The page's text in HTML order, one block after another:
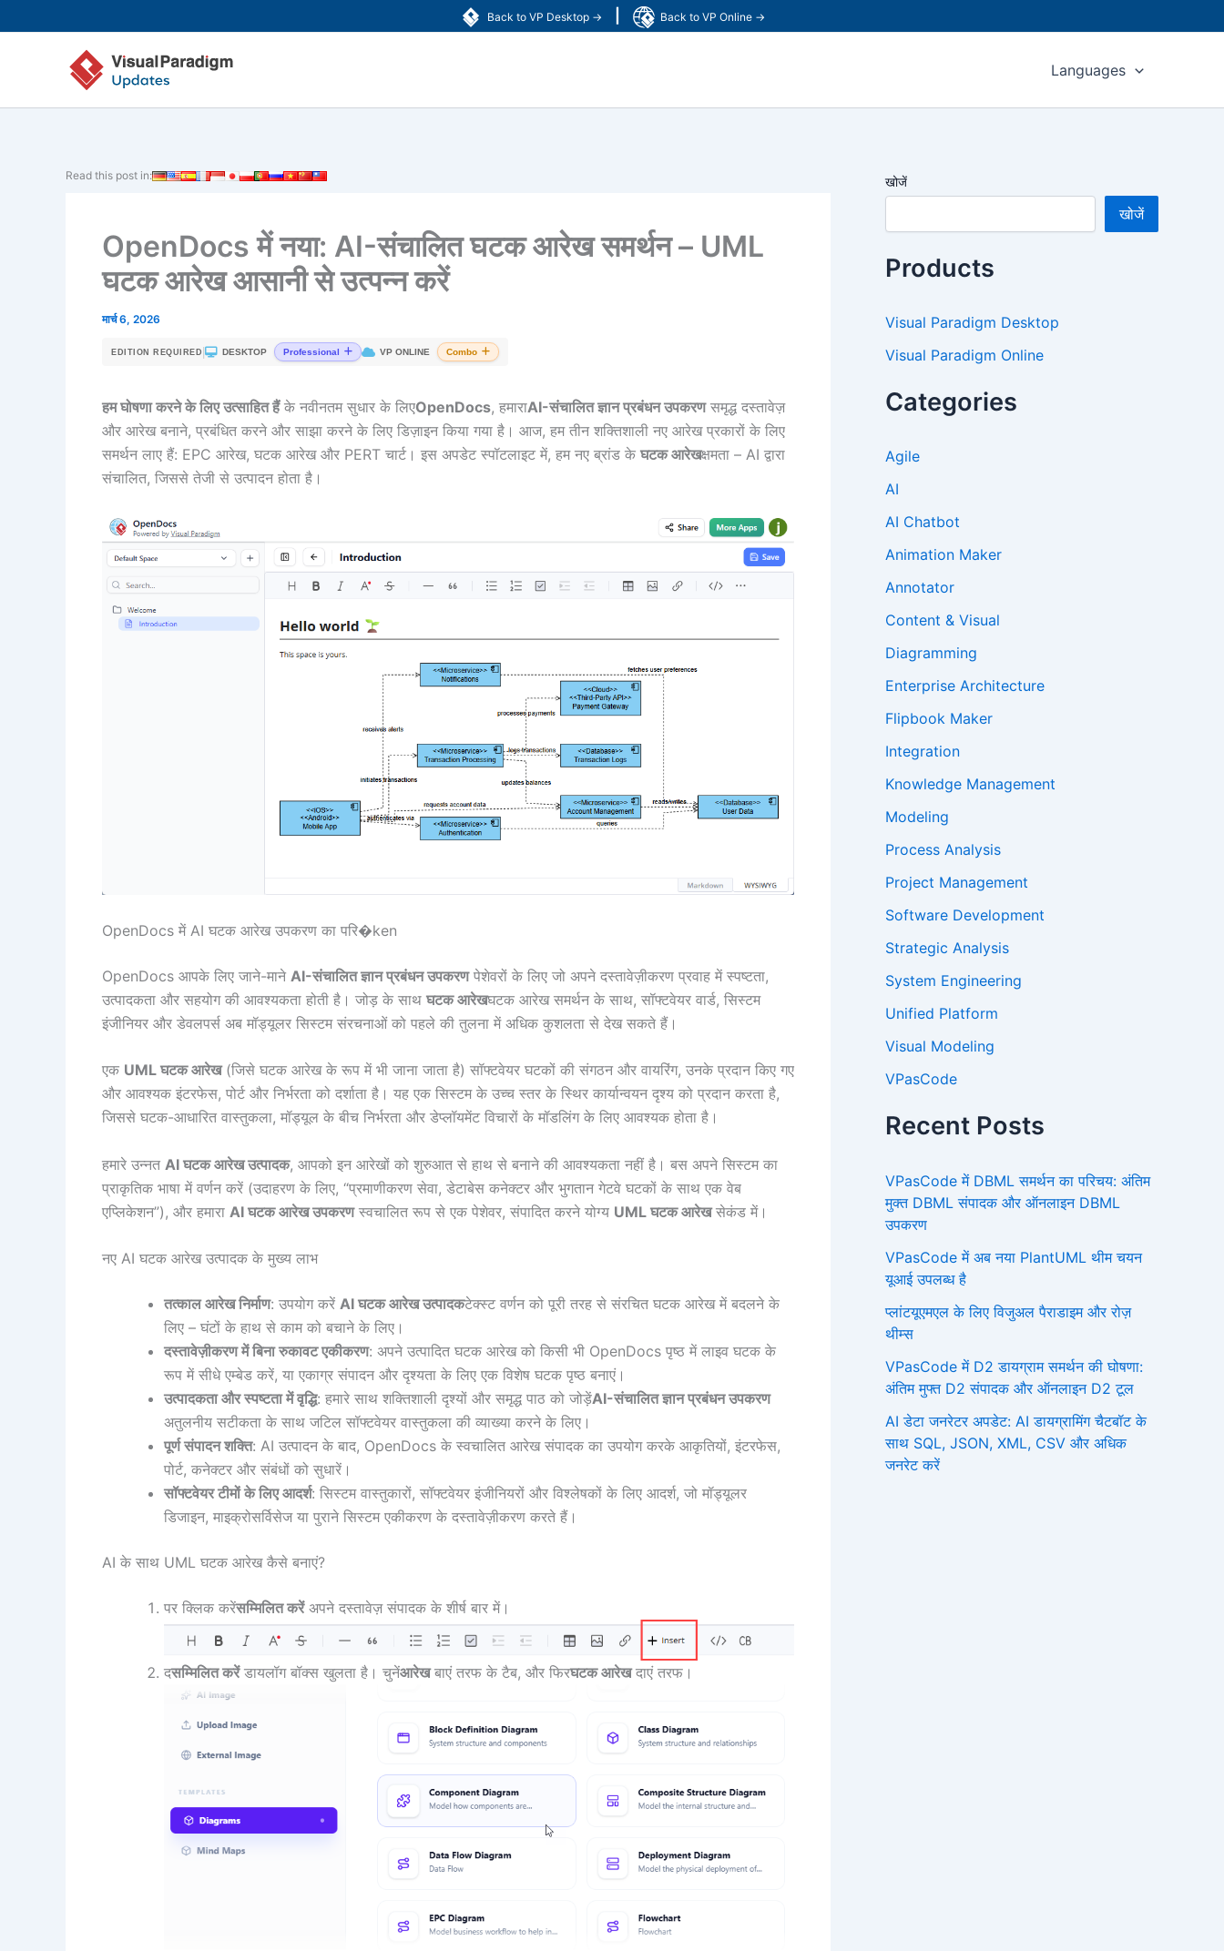
Back to VP Desktop → Back to VP Online →
to
Languages
Read this post in:
OpenDocs में नया: AI-संचालित घटक आरेख समर्थन – UML
घटक आरेख आसानी से उत्पन्न करें
मार्च 6, 2026
EDITION REQUIRED DESKTOP Professional VP ONLINE Combo
हम घोषणा करने के लिए उत्साहित हैंके नवीनतम सुधार के लिएOpenDocs, हमाराAI-संचालित ज्ञान प्रबंधन उपकरणसमृद्ध दस्तावेज़
और आरेख बनाने, प्रबंधित करने और साझा करने के लिए डिज़ाइन किया गया है। आज, हम तीन शक्तिशाली नए आरेख प्रकारों के लिए
समर्थन लाए हैं: EPC आरेख, घटक आरेख और PERT चार्ट। इस अपडेट स्पॉटलाइट में, हम नए ब्रांड के घटक आरेखक्षमता – AI द्वारा
संचालित, जिससे तेजी से उत्पादन होता है।
OpenDocs में AI घटक आरेख उपकरण का परि�ken
OpenDocs आपके लिए जाने-माने AI-संचालित ज्ञान प्रबंधन उपकरणपेशेवरों के लिए जो अपने दस्तावेज़ीकरण प्रवाह में स्पष्टता,
उत्पादकता और सहयोग की आवश्यकता होती है। जोड़ के साथ घटक आरेखघटक आरेख समर्थन के साथ, सॉफ्टवेयर वार्ड, सिस्टम
इंजीनियर और डेवलपर्स अब मॉड्यूलर सिस्टम संरचनाओं को पहले की तुलना में अधिक कुशलता से देख सकते हैं।
एक UML घटक आरेख(जिसे घटक आरेख के रूप में भी जाना जाता है) सॉफ्टवेयर घटकों की संगठन और वायरिंग, उनके प्रदान किए गए
और आवश्यक इंटरफेस, पोर्ट और निर्भरता को दर्शाता है। यह एक सिस्टम के उच्च स्तर के स्थिर कार्यान्वयन दृश्य को प्रदान करता है,
जिससे घटक-आधारित वास्तुकला, मॉड्यूल के बीच निर्भरता और डेप्लॉयमेंट विचारों के मॉडलिंग के लिए आवश्यक होता है।
हमारे उन्नत AI घटक आरेख उत्पादक, आपको इन आरेखों को शुरुआत से हाथ से बनाने की आवश्यकता नहीं है। बस अपने सिस्टम का
प्राकृतिक भाषा में वर्णन करें (उदाहरण के लिए, “प्रमाणीकरण सेवा, डेटाबेस कनेक्टर और भुगतान गेटवे घटकों के साथ एक वेब
एप्लिकेशन”), और हमारा AI घटक आरेख उपकरणस्वचालित रूप से एक पेशेवर, संपादित करने योग्य UML घटक आरेखसेकंड में।
नए AI घटक आरेख उत्पादक के मुख्य लाभ
तत्काल आरेख निर्माण: उपयोग करें AI घटक आरेख उत्पादकटेक्स्ट वर्णन को पूरी तरह से संरचित घटक आरेख में बदलने के
लिए – घंटों के हाथ से काम को बचाने के लिए।
दस्तावेज़ीकरण में बिना रुकावट एकीकरण: अपने उत्पादित घटक आरेख को किसी भी OpenDocs पृष्ठ में लाइव घटक के
रूप में सीधे एम्बेड करें, या एकाग्र संपादन और दृश्यता के लिए एक विशेष घटक पृष्ठ बनाएं।
उत्पादकता और स्पष्टता में वृद्धि: हमारे साथ शक्तिशाली दृश्यों और समृद्ध पाठ को जोड़ेंAI-संचालित ज्ञान प्रबंधन उपकरण
अतुलनीय सटीकता के साथ जटिल सॉफ्टवेयर वास्तुकला की व्याख्या करने के लिए।
पूर्ण संपादन शक्ति: AI उत्पादन के बाद, OpenDocs के स्वचालित आरेख संपादक का उपयोग करके आकृतियों, इंटरफेस,
पोर्ट, कनेक्टर और संबंधों को सुधारें।
सॉफ्टवेयर टीमों के लिए आदर्श: सिस्टम वास्तुकारों, सॉफ्टवेयर इंजीनियरों और विश्लेषकों के लिए आदर्श, जो मॉड्यूलर
डिजाइन, माइक्रोसर्विसेज या पुराने सिस्टम एकीकरण के दस्तावेज़ीकरण करते हैं।
AI के साथ UML घटक आरेख कैसे बनाएं?
पर क्लिक करेंसम्मिलित करेंअपने दस्तावेज़ संपादक के शीर्ष बार में।
दसम्मिलित करेंडायलॉग बॉक्स खुलता है। चुनेंआरेखबाएं तरफ के टैब, और फिरघटक आरेखदाएं तरफ।
खोजें
खोजें
Products
Visual Paradigm Desktop
Visual Paradigm Online
Categories
Agile
AI
AI Chatbot
Animation Maker
Annotator
Content & Visual
Diagramming
Enterprise Architecture
Flipbook Maker
Integration
Knowledge Management
Modeling
Process Analysis
Project Management
Software Development
Strategic Analysis
System Engineering
Unified Platform
Visual Modeling
VPasCode
Recent Posts
VPasCode में DBML समर्थन का परिचय: अंतिम
मुक्त DBML संपादक और ऑनलाइन DBML
उपकरण
VPasCode में अब नया PlantUML थीम चयन
यूआई उपलब्ध है
प्लांटयूएमएल के लिए विजुअल पैराडाइम और रोज़
थीम्स
VPasCode में D2 डायग्राम समर्थन की घोषणा:
अंतिम मुफ्त D2 संपादक और ऑनलाइन D2 टूल
AI डेटा जनरेटर अपडेट: AI डायग्रामिंग चैटबॉट के
साथ SQL, JSON, XML, CSV और अधिक
जनरेट करें